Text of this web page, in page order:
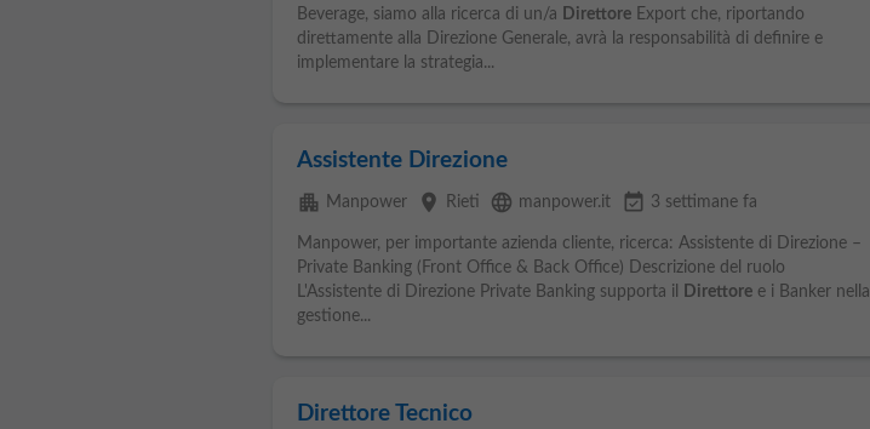
Beverage, siamo alla ricerca di un/a DirettoreExport che, riportando
direttamente alla Direzione Generale, avrà la responsabilità di definire e
implementare la strategia...
Assistente Direzione
apartment Manpower place Rieti language manpower.it event_available 3 settimane fa
Manpower, per importante azienda cliente, ricerca: Assistente di Direzione –
Private Banking (Front Office & Back Office) Descrizione del ruolo
L'Assistente di Direzione Private Banking supporta il
Direttoree i Banker nella
gestione...
Direttore Tecnico